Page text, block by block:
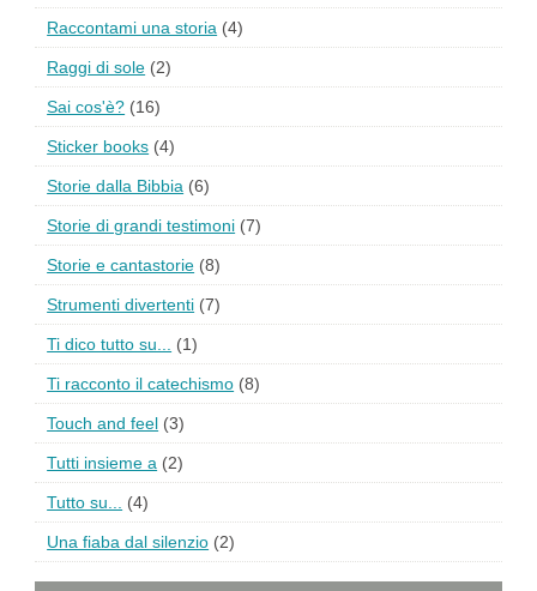
Raccontami una storia (4)
Raggi di sole (2)
Sai cos'è? (16)
Sticker books (4)
Storie dalla Bibbia (6)
Storie di grandi testimoni (7)
Storie e cantastorie (8)
Strumenti divertenti (7)
Ti dico tutto su... (1)
Ti racconto il catechismo (8)
Touch and feel (3)
Tutti insieme a (2)
Tutto su... (4)
Una fiaba dal silenzio (2)